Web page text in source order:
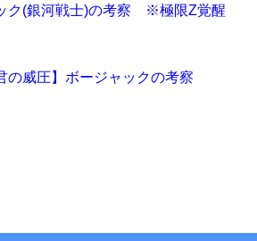
ク(銀河戦士)の考察 ※極限Z覚醒
の威圧】ボージャックの考察